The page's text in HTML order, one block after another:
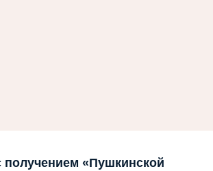
получением «Пушкинской